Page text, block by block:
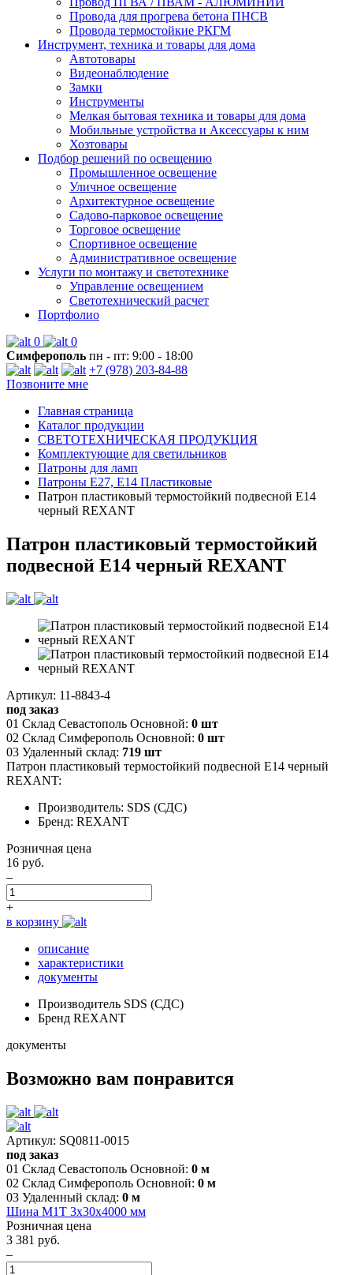
Провода для прогрева бетона ПНСВ
Провода термостойкие РКГМ
Инструмент, техника и товары для дома
Автотовары
Видеонаблюдение
Замки
Инструменты
Мелкая бытовая техника и товары для дома
Мобильные устройства и Аксессуары к ним
Хозтовары
Подбор решений по освещению
Промышленное освещение
Уличное освещение
Архитектурное освещение
Садово-парковое освещение
Торговое освещение
Спортивное освещение
Административное освещение
Услуги по монтажу и светотехнике
Управление освещением
Светотехнический расчет
Портфолио
0
0
Симферополь пн - пт: 9:00 - 18:00
+7 (978) 203-84-88
Позвоните мне
Главная страница
Каталог продукции
СВЕТОТЕХНИЧЕСКАЯ ПРОДУКЦИЯ
Комплектующие для светильников
Патроны для ламп
Патроны E27, E14 Пластиковые
Патрон пластиковый термостойкий подвесной Е14
черный REXANT
Патрон пластиковый термостойкий
подвесной Е14 черный REXANT
Артикул: 11-8843-4
под заказ
01 Склад Севастополь Основной: 0 шт
02 Склад Симферополь Основной: 0 шт
03 Удаленный склад: 719 шт
Патрон пластиковый термостойкий подвесной Е14 черный
REXANT:
Производитель: SDS (СДС)
Бренд: REXANT
Розничная цена
16 руб.
–
+
в корзину
описание
характеристики
документы
Производитель SDS (СДС)
Бренд REXANT
документы
Возможно вам понравится
Артикул: SQ0811-0015
под заказ
01 Склад Севастополь Основной: 0 м
02 Склад Симферополь Основной: 0 м
03 Удаленный склад: 0 м
Шина М1Т 3х30х4000 мм
Розничная цена
3 381 руб.
–